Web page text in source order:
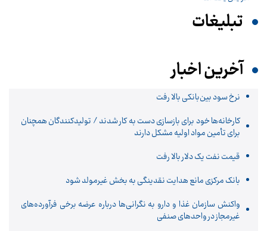
تبلیغات
آخرین اخبار
نرخ سود بین‌بانکی بالا رفت
کارخانه‌ها خود برای بازسازی دست به کار شدند / تولیدکنندگان همچنان
برای تأمین مواد اولیه مشکل دارند
قیمت نفت یک دلار بالا رفت
بانک مرکزی مانع هدایت نقدینگی به بخش غیرمولد شود
واکنش سازمان غذا و دارو به نگرانی‌ها درباره عرضه برخی فرآورده‌های
غیرمجاز در واحدهای صنفی